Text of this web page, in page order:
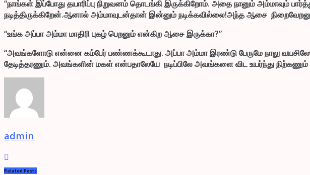
“நாங்கள் இப்போது தயாரிப்பு நிறுவனம் தொடங்கி இருக்கிறோம். அதை நானும் அம்மாவும்
நடித்திருக்கிறேன்.ஆனால் அம்மாவுடன்தான் இன்னும் நடிக்கவில்லை!அந்த ஆசை
“உங்க அப்பா அம்மா மாதிரி புகழ் பெறனும் என்கிற ஆசை இருக்கா?”
“அவங்களோடு என்னை கம்பேர் பண்ணக்கூடாது. அப்பா அம்மா இரண்டு பேருமே நாலு
தேடித்தரணும். அவங்களின் மகள் என்பதாலேயே நடிப்பிலே அவங்களை விட உயர்ந்து
admin
Related Posts